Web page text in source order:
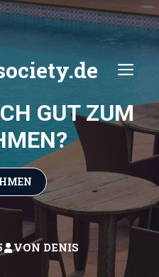
GUT ZUM
VON DENIS